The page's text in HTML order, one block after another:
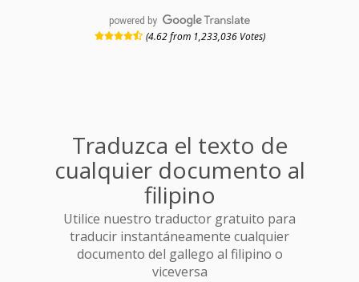
powered by
(4.62 from 1,233,036 Votes)
Traduzca el texto de
cualquier documento al
filipino
Utilice nuestro traductor gratuito para
traducir instantáneamente cualquier
documento del gallego al filipino o
viceversa